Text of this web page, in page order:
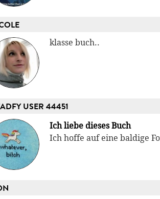
klasse buch..
USER 44451
Ich liebe dieses Buch
Ich hoffe auf eine baldige